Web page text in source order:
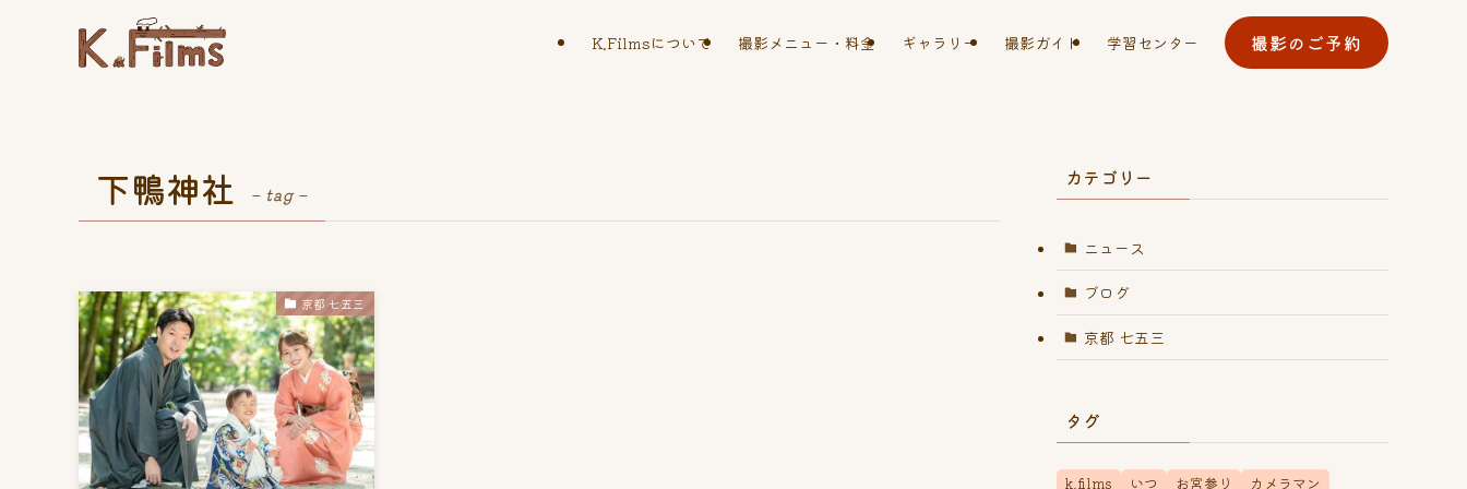
K.Filmsについて 撮影メニュー・料金 ギャラリー 撮影ガイド 学習センター 撮影のご予約
下鴨神社 – tag –
京都 七五三
カテゴリー
ニュース
ブログ
京都 七五三
タグ
k.films いつ お宮参り カメラマン